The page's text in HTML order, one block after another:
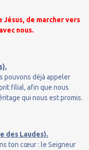
Jésus, de marcher vers
nous.
pouvons déjà appeler
filial, afin que nous
qui nous est promis.
des Laudes).
ton cœur : le Seigneur